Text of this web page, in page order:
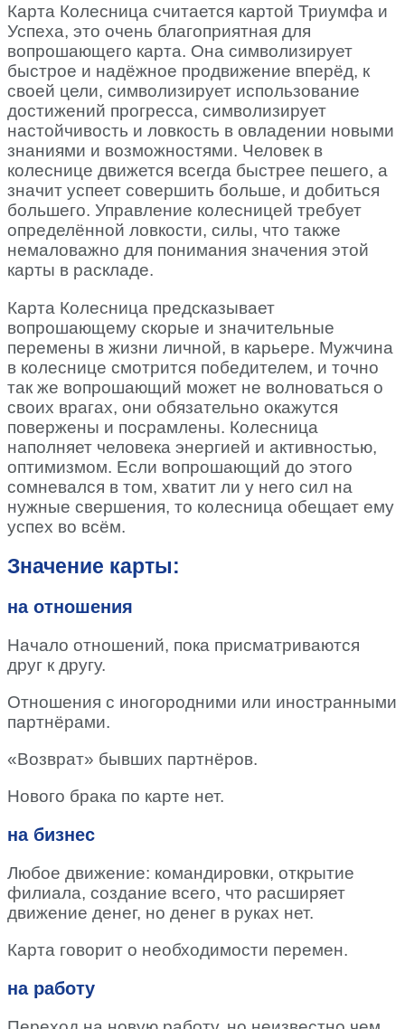
Карта Колесница считается картой Триумфа и
Успеха, это очень благоприятная для
вопрошающего карта. Она символизирует
быстрое и надёжное продвижение вперёд, к
своей цели, символизирует использование
достижений прогресса, символизирует
настойчивость и ловкость в овладении новыми
знаниями и возможностями. Человек в
колеснице движется всегда быстрее пешего, а
значит успеет совершить больше, и добиться
большего. Управление колесницей требует
определённой ловкости, силы, что также
немаловажно для понимания значения этой
карты в раскладе.
Карта Колесница предсказывает
вопрошающему скорые и значительные
перемены в жизни личной, в карьере. Мужчина
в колеснице смотрится победителем, и точно
так же вопрошающий может не волноваться о
своих врагах, они обязательно окажутся
повержены и посрамлены. Колесница
наполняет человека энергией и активностью,
оптимизмом. Если вопрошающий до этого
сомневался в том, хватит ли у него сил на
нужные свершения, то колесница обещает ему
успех во всём.
Значение карты:
на отношения
Начало отношений, пока присматриваются
друг к другу.
Отношения с иногородними или иностранными
партнёрами.
«Возврат» бывших партнёров.
Нового брака по карте нет.
на бизнес
Любое движение: командировки, открытие
филиала, создание всего, что расширяет
движение денег, но денег в руках нет.
Карта говорит о необходимости перемен.
на работу